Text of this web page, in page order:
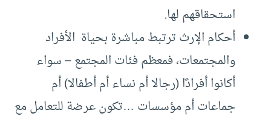
استحقاقهم لها.
أحكام الإرث ترتبط مباشرة بحياة الأفراد
والمجتمعات، فمعظم فئات المجتمع – سواء
أكانوا أفرادًا (رجالا أم نساء أم أطفالا) أم
جماعات أم مؤسسات …تكون عرضة للتعامل مع